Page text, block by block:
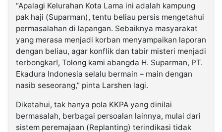
“Apalagi Kelurahan Kota Lama ini adalah kampung
pak haji (Suparman), tentu beliau persis mengetahui
permasalahan di lapangan. Sebaiknya masyarakat
yang merasa menjadi korban menyampaikan laporan
dengan beliau, agar konflik dan tabir misteri menjadi
terbongkar!, Tolong kami abangda H. Suparman, PT.
Ekadura Indonesia selalu bermain – main dengan
nasib seseorang,” pinta Larshen lagi.
Diketahui, tak hanya pola KKPA yang dinilai
bermasalah, berbagai persoalan lainnya, mulai dari
sistem peremajaan (Replanting) terindikasi tidak